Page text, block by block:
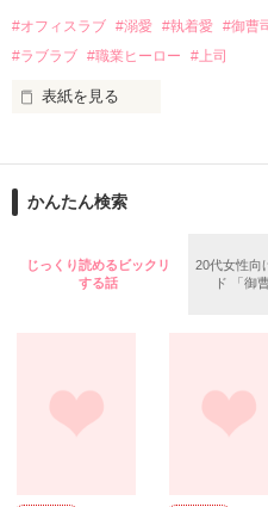
夏木美桜(なつきみお)
鳴海哲平 (なるみてっぺい)
2026.6.5～2026.7.25
＊以前、公開していた話の改稿
作品
の関係となってしまい――？
#オフィスラブ #溺愛 #執着愛 #御曹
#ラブラブ #職業ヒーロー #上司
表紙を見る
ションの企画戦略室で働いてい
めた、同期で恋人の石垣守（
いた。
守と由羅から『便利屋雛子』
鷹哉『宜しくな、俺の雛子』🦅
雛子『俺の……ひぃ、雛子？！
シゴデキで冷徹な上司が見せ
かんたん検索
じっくり読めるビックリ
する話
20代女性向
ド 「御